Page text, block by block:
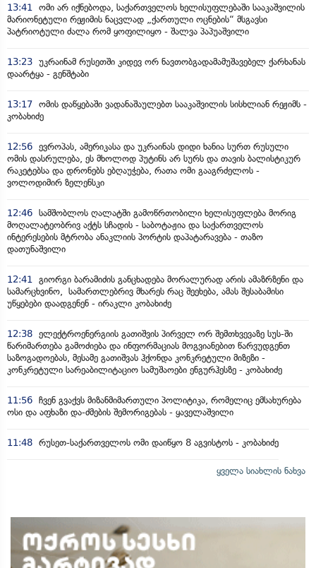
13:41
ომი არ იქნებოდა, საქართველოს ხელისუფლებაში სააკაშვილის
მარიონეტული რეჟიმის ნაცვლად „ქართული ოცნების“ მსგავსი
პატრიოტული ძალა რომ ყოფილიყო - შალვა პაპუაშვილი
13:23 უკრაინამ რუსეთში კიდევ ორ ნავთობგადამამუშავებელ ქარხანას
დაარტყა - გენშტაბი
13:17 ომის დაწყებაში ვადანაშაულებთ სააკაშვილის სისხლიან რეჟიმს -
კობახიძე
12:56 ევროპას, ამერიკასა და უკრაინას დიდი ხანია სურთ რუსული
ომის დასრულება, ეს მხოლოდ პუტინს არ სურს და თავის ბალისტიკურ
რაკეტებსა და დრონებს ებღაუჭება, რათა ომი გააგრძელოს -
ვოლოდიმირ ზელენსკი
12:46 სამშობლოს ღალატში გამოწრთობილი ხელისუფლება მორიგ
მოღალატეობრივ აქტს სჩადის - საბოტაჟია და საქართველოს
ინტერესების მტრობა ანაკლიის პორტის დაპატარავება - თაზო
დათუნაშვილი
12:41
გიორგი ბარამიძის განცხადება მორალურად არის ამაზრზენი და
სამარცხვინო, სამართლებრივ მხარეს რაც შეეხება, ამას შესაბამისი
უწყებები დაადგენენ - ირაკლი კობახიძე
12:38 ელექტროენერგიის გათიშვის პირველ ორ შემთხვევაზე სუს-ში
წარიმართება გამოძიება და ინფორმაციას მოგვიანებით წარვუდგენთ
საზოგადოებას, მესამე გათიშვას ჰქონდა კონკრეტული მიზეზი -
კონკრეტული სარეაბილიტაციო სამუშაოები ენგურჰესზე - კობახიძე
11:56 ჩვენ გვაქვს მიზანმიმართული პოლიტიკა, რომელიც ემსახურება
ოსი და აფხაზი და-ძმების შემორიგებას - ყაველაშვილი
11:48 რუსეთ-საქართველოს ომი დაიწყო 8 აგვისტოს - კობახიძე
ყველა სიახლის ნახვა